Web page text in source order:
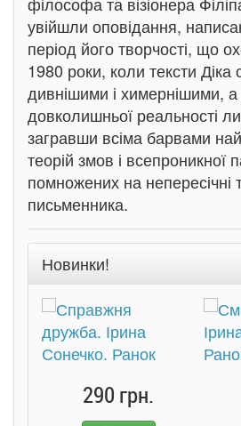
увійшли оповідання,
період його творчості, що
1980 роки, коли тексти
дивнішими і химернішими,
довколишньої реальності
загравши всіма барвами
теорій змов і всепроникної
помножених на непересічні
письменника.
Новинки!
290 грн.